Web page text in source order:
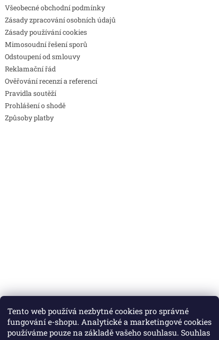
Tento web používá nezbytné cookies pro správné
fungování e-shopu. Analytické a marketingové cookies
používáme pouze na základě vašeho souhlasu. Souhlas
Všeobecné obchodní podmínky
Zásady zpracování osobních údajů
Zásady používání cookies
Mimosoudní řešení sporů
Odstoupení od smlouvy
Reklamační řád
Ověřování recenzí a referencí
Pravidla soutěží
Prohlášení o shodě
Způsoby platby